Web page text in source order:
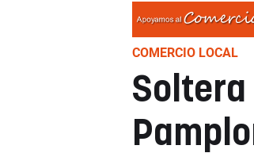
COMERCIO LOCAL